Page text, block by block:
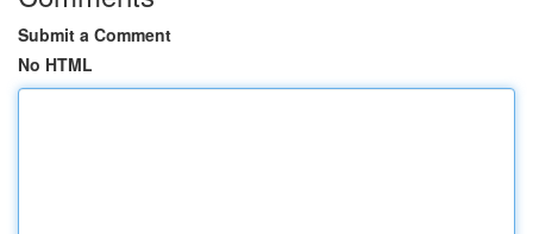
Submit a Comment
No HTML